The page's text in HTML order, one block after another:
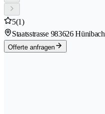
5(1)
Staatsstrasse 983626 Hünibach
Offerte anfragen